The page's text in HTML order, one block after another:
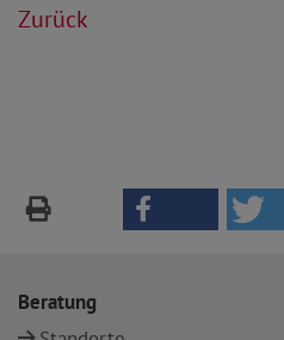
Zurück
Beratung